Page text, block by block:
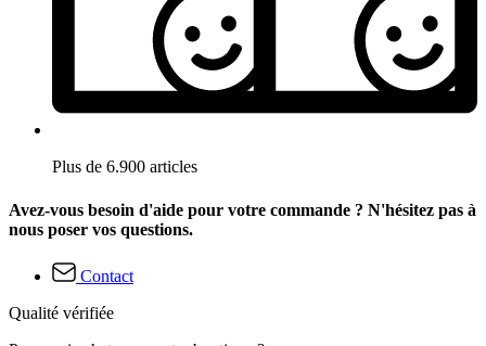
Plus de 6.900 articles
Avez-vous besoin d'aide pour votre commande ? N'hésitez pas à
nous poser vos questions.
Contact
Qualité vérifiée